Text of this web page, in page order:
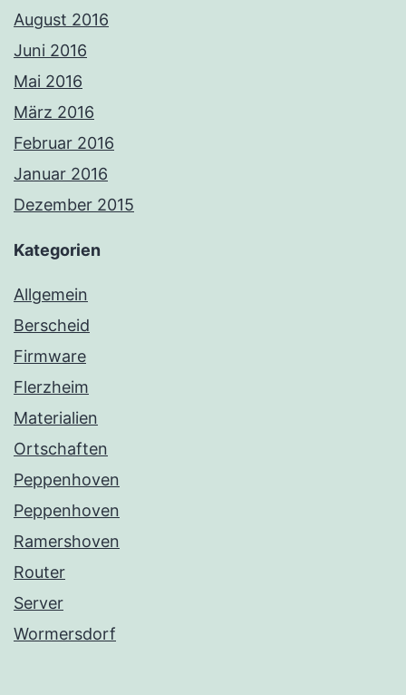
August 2016
Juni 2016
Mai 2016
März 2016
Februar 2016
Januar 2016
Dezember 2015
Kategorien
Allgemein
Berscheid
Firmware
Flerzheim
Materialien
Ortschaften
Peppenhoven
Peppenhoven
Ramershoven
Router
Server
Wormersdorf